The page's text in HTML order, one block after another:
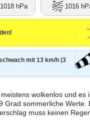
1018 hPa 1016
mit 13 km/h (3
wolkenlos und es
Grad sommerliche Werte.
muss keinen